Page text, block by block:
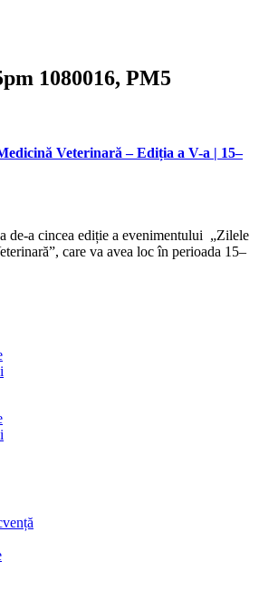
1080016, PM5
Veterinară – Ediția a V-a | 15–
de-a cincea ediție a evenimentului „Zilele
care va avea loc în perioada 15–